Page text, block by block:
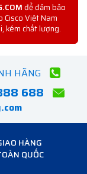
để đảm bảo
Cisco Việt Nam
kém chất lượng.
HÃNG
688
HÀNG
QUỐC